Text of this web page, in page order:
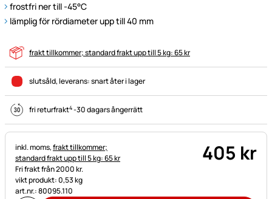
frostfri ner till -45°C
lämplig för rördiameter upp till 40 mm
frakt tillkommer; standard frakt upp till 5 kg: 65 kr
slutsåld, leverans:snart åter i lager
fri returfrakt4-30 dagars ångerrätt
Skatteinformation:
inkl. moms,frakt tillkommer;
standard frakt upp till 5 kg: 65 kr
Fri frakt från 2000 kr.
vikt produkt: 0,53 kg
art.nr.: 80095.110
405 kr